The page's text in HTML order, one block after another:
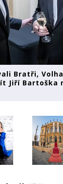
Bratři,
Jiří Bartoška